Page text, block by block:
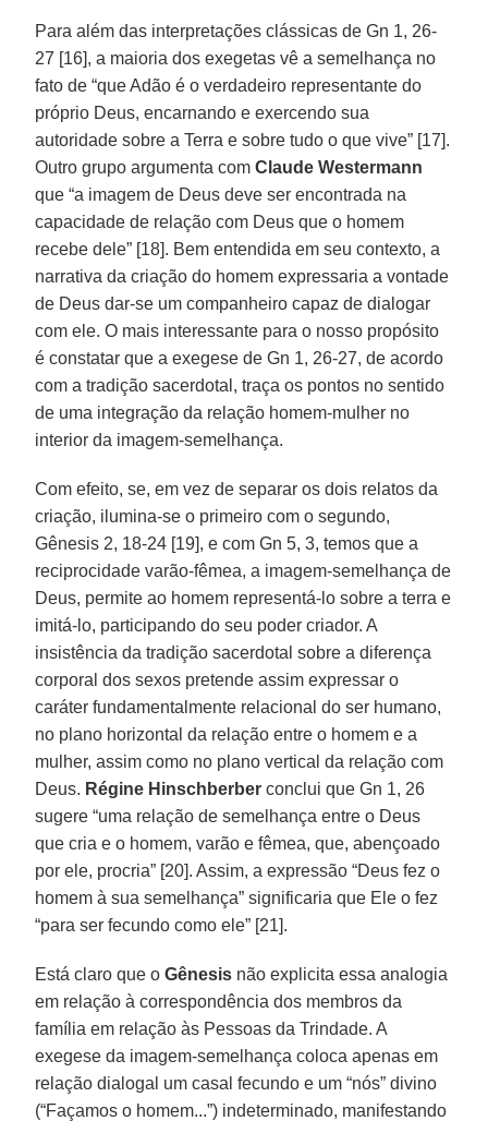
Para além das interpretações clássicas de Gn 1, 26-
27 [16], a maioria dos exegetas vê a semelhança no
fato de “que Adão é o verdadeiro representante do
próprio Deus, encarnando e exercendo sua
autoridade sobre a Terra e sobre tudo o que vive” [17].
Outro grupo argumenta comClaude Westermann
que “a imagem de Deus deve ser encontrada na
capacidade de relação com Deus que o homem
recebe dele” [18]. Bem entendida em seu contexto, a
narrativa da criação do homem expressaria a vontade
de Deus dar-se um companheiro capaz de dialogar
com ele. O mais interessante para o nosso propósito
é constatar que a exegese de Gn 1, 26-27, de acordo
com a tradição sacerdotal, traça os pontos no sentido
de uma integração da relação homem-mulher no
interior da imagem-semelhança.
Com efeito, se, em vez de separar os dois relatos da
criação, ilumina-se o primeiro com o segundo,
Gênesis 2, 18-24 [19], e com Gn 5, 3, temos que a
reciprocidade varão-fêmea, a imagem-semelhança de
Deus, permite ao homem representá-lo sobre a terra e
imitá-lo, participando do seu poder criador. A
insistência da tradição sacerdotal sobre a diferença
corporal dos sexos pretende assim expressar o
caráter fundamentalmente relacional do ser humano,
no plano horizontal da relação entre o homem e a
mulher, assim como no plano vertical da relação com
Deus. Régine Hinschberber conclui que Gn 1, 26
sugere “uma relação de semelhança entre o Deus
que cria e o homem, varão e fêmea, que, abençoado
por ele, procria” [20]. Assim, a expressão “Deus fez o
homem à sua semelhança” significaria que Ele o fez
“para ser fecundo como ele” [21].
Está claro que oGênesis não explicita essa analogia
em relação à correspondência dos membros da
família em relação às Pessoas da Trindade. A
exegese da imagem-semelhança coloca apenas em
relação dialogal um casal fecundo e um “nós” divino
(“Façamos o homem...”) indeterminado, manifestando